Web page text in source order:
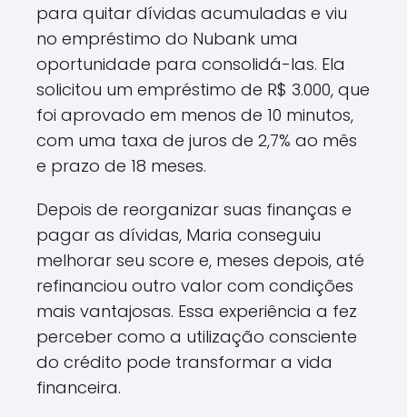
para quitar dívidas acumuladas e viu
no empréstimo do Nubank uma
oportunidade para consolidá-las. Ela
solicitou um empréstimo de R$ 3.000, que
foi aprovado em menos de 10 minutos,
com uma taxa de juros de 2,7% ao mês
e prazo de 18 meses.
Depois de reorganizar suas finanças e
pagar as dívidas, Maria conseguiu
melhorar seu score e, meses depois, até
refinanciou outro valor com condições
mais vantajosas. Essa experiência a fez
perceber como a utilização consciente
do crédito pode transformar a vida
financeira.